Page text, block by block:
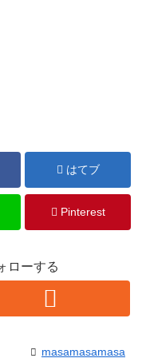
はてブ
Pinterest
ローする
masamasamasa